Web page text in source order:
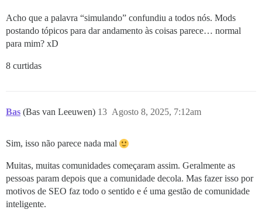
Acho que a palavra “simulando” confundiu a todos nós. Mods
postando tópicos para dar andamento às coisas parece… normal
para mim? xD
8 curtidas
Bas (Bas van Leeuwen) Agosto 8, 2025, 7:12am
13
Sim, isso não parece nada mal
Muitas, muitas comunidades começaram assim. Geralmente as
pessoas param depois que a comunidade decola. Mas fazer isso por
motivos de SEO faz todo o sentido e é uma gestão de comunidade
inteligente.